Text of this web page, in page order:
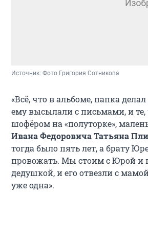
Источник: Фото Григория Сотникова
«Всё, что в альбоме, папка
ему высылали с письмами, и
шофёром на «полуторке»,
Ивана Федоровича Татьяна
тогда было пять лет, а брату
провожать. Мы стоим с Юрой и
дедушкой, и его отвезли с
уже одна».